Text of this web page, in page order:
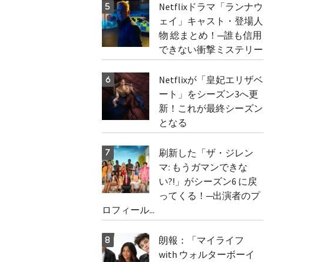
Netflixドラマ「ランナウ
ェイ」キャスト・登場人
物 総まとめ！─誰も信用
できない衝撃ミステリー
Netflixが「皇妃エリザベ
ート」をシーズン3へ更
新！これが最終シーズン
となる
刷新した「ザ・ジレン
マ: もうガマンできな
い?!」がシーズン6 に戻
ってくる！─出演者のプ
ロフィール...
朗報：「マイライフ
with ウォルターボーイ